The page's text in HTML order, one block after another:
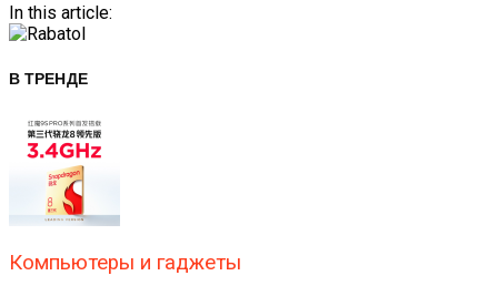
In this article:
В ТРЕНДЕ
Компьютеры и гаджеты